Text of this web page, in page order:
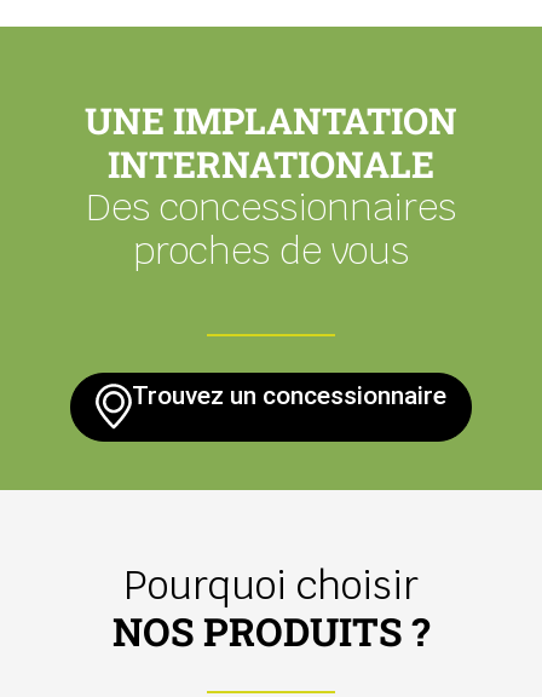
UNE IMPLANTATION
INTERNATIONALE
Des concessionnaires
proches de vous
Trouvez un concessionnaire
Pourquoi choisir
NOS PRODUITS ?